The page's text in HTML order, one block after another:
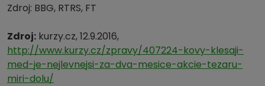
Zdroj: BBG, RTRS, FT
Zdroj: kurzy.cz, 12.9.2016,
http://www.kurzy.cz/zpravy/407224-kovy-klesaji-
med-je-nejlevnejsi-za-dva-mesice-akcie-tezaru-
miri-dolu/